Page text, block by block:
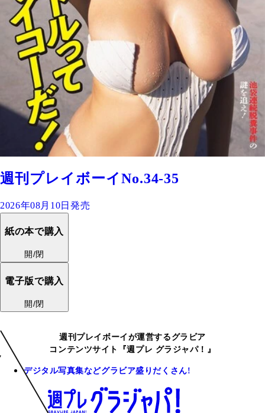
週刊プレイボーイNo.34-35
2026年08月10日発売
紙の本で購入
開/閉
電子版で購入
開/閉
週刊プレイボーイが運営するグラビア
コンテンツサイト『週プレ グラジャパ！』
デジタル写真集などグラビア盛りだくさん!